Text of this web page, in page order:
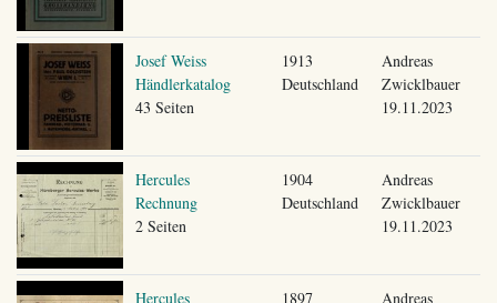
Josef Weiss
Händlerkatalog
43 Seiten
1913
Deutschland
Andreas
Zwicklbauer
19.11.2023
Hercules
Rechnung
2 Seiten
1904
Deutschland
Andreas
Zwicklbauer
19.11.2023
Hercules
1897
Andreas